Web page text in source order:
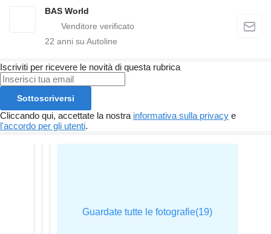
BAS World
22 anni su Autoline
Iscriviti per ricevere le novità di questa rubrica
Sottoscriversi
Cliccando qui, accettate la nostra informativa sulla privacy e
l'accordo per gli utenti.